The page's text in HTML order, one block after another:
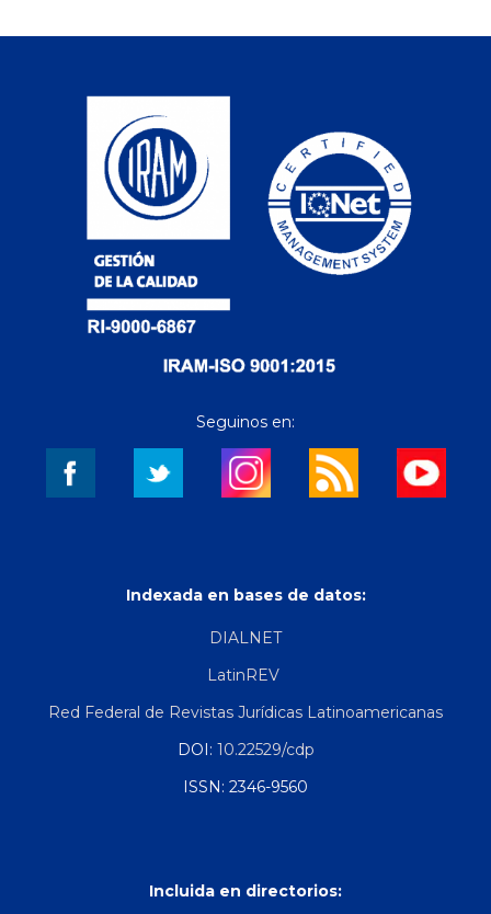
Seguinos en:
Indexada en bases de datos:
DIALNET
LatinREV
Red Federal de Revistas Jurídicas Latinoamericanas
DOI: 10.22529/cdp
ISSN: 2346-9560
Incluida en directorios: